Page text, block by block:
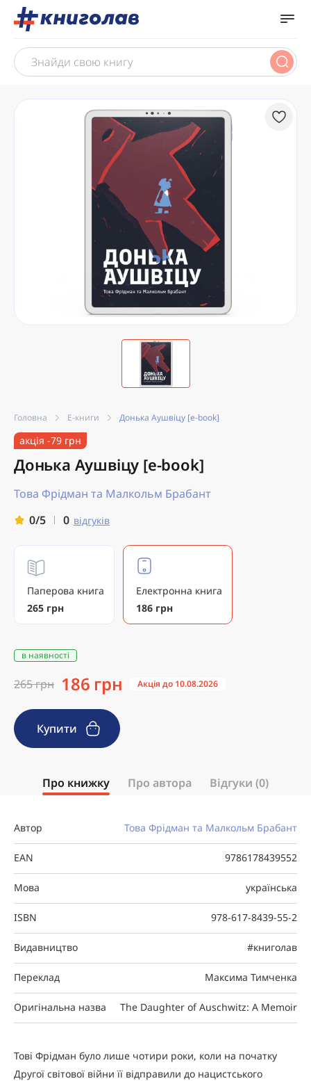
Головна Е-книги Донька Аушвіцу [e-book]
акція -79 грн
Донька Аушвіцу [e-book]
Това Фрідман та Малкольм Брабант
0/5
0 відгуків
Паперова книга
265 грн
Електронна книга
186 грн
в наявності
265 грн 186 грн Акція до 10.08.2026
Купити
Про книжку Про автора Відгуки (0)
Автор Това Фрідман та Малкольм Брабант
EAN 9786178439552
Мова українська
ISBN 978-617-8439-55-2
Видавництво #книголав
Переклад Максима Тимченка
Оригінальна назва The Daughter of Auschwitz: A Memoir
Тові Фрідман було лише чотири роки, коли на початку
Другої світової війни її відправили до нацистського